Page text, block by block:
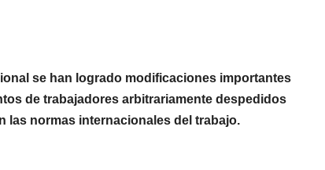
se han logrado modificaciones importantes
de trabajadores arbitrariamente despedidos
las normas internacionales del trabajo.